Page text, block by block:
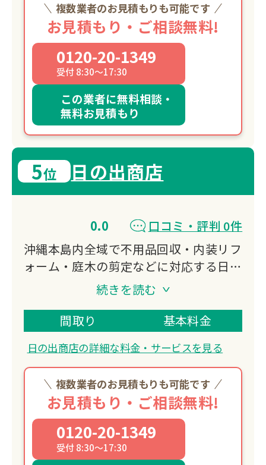
複数業者のお見積もりも可能です
お見積もり・ご相談無料!
0120-20-1349
受付 8:30～17:30
この業者に無料相談・
無料お見積もり
5位 日の出商店
0.0
口コミ・評判 0件
沖縄本島内全域で不用品回収・内装リフ
ォーム・庭木の剪定などに対応する日の
豊見城市・糸満市・那覇市を中心に、他
社より確実に安く素早く対応いたしま
す。
見積無料、年中無休で営業中。
続きを読む
間取り
基本料金
日の出商店の詳細な料金・サービスを見る
複数業者のお見積もりも可能です
お見積もり・ご相談無料!
0120-20-1349
受付 8:30～17:30